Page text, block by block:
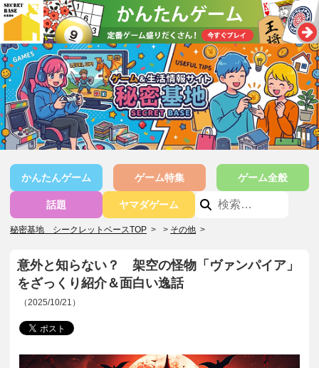
かんたんゲーム ゲーム特集 ゲーム全般
話題 ヤマダゲーム
秘密基地 シークレットベースTOP > その他 >
意外と知らない？ 架空の怪物「ヴァンパイア」
をざっくり紹介＆面白い逸話
（2025/10/21）